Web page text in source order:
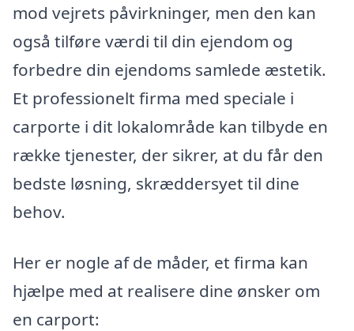
mod vejrets påvirkninger, men den kan
også tilføre værdi til din ejendom og
forbedre din ejendoms samlede æstetik.
Et professionelt firma med speciale i
carporte i dit lokalområde kan tilbyde en
række tjenester, der sikrer, at du får den
bedste løsning, skræddersyet til dine
behov.
Her er nogle af de måder, et firma kan
hjælpe med at realisere dine ønsker om
en carport: